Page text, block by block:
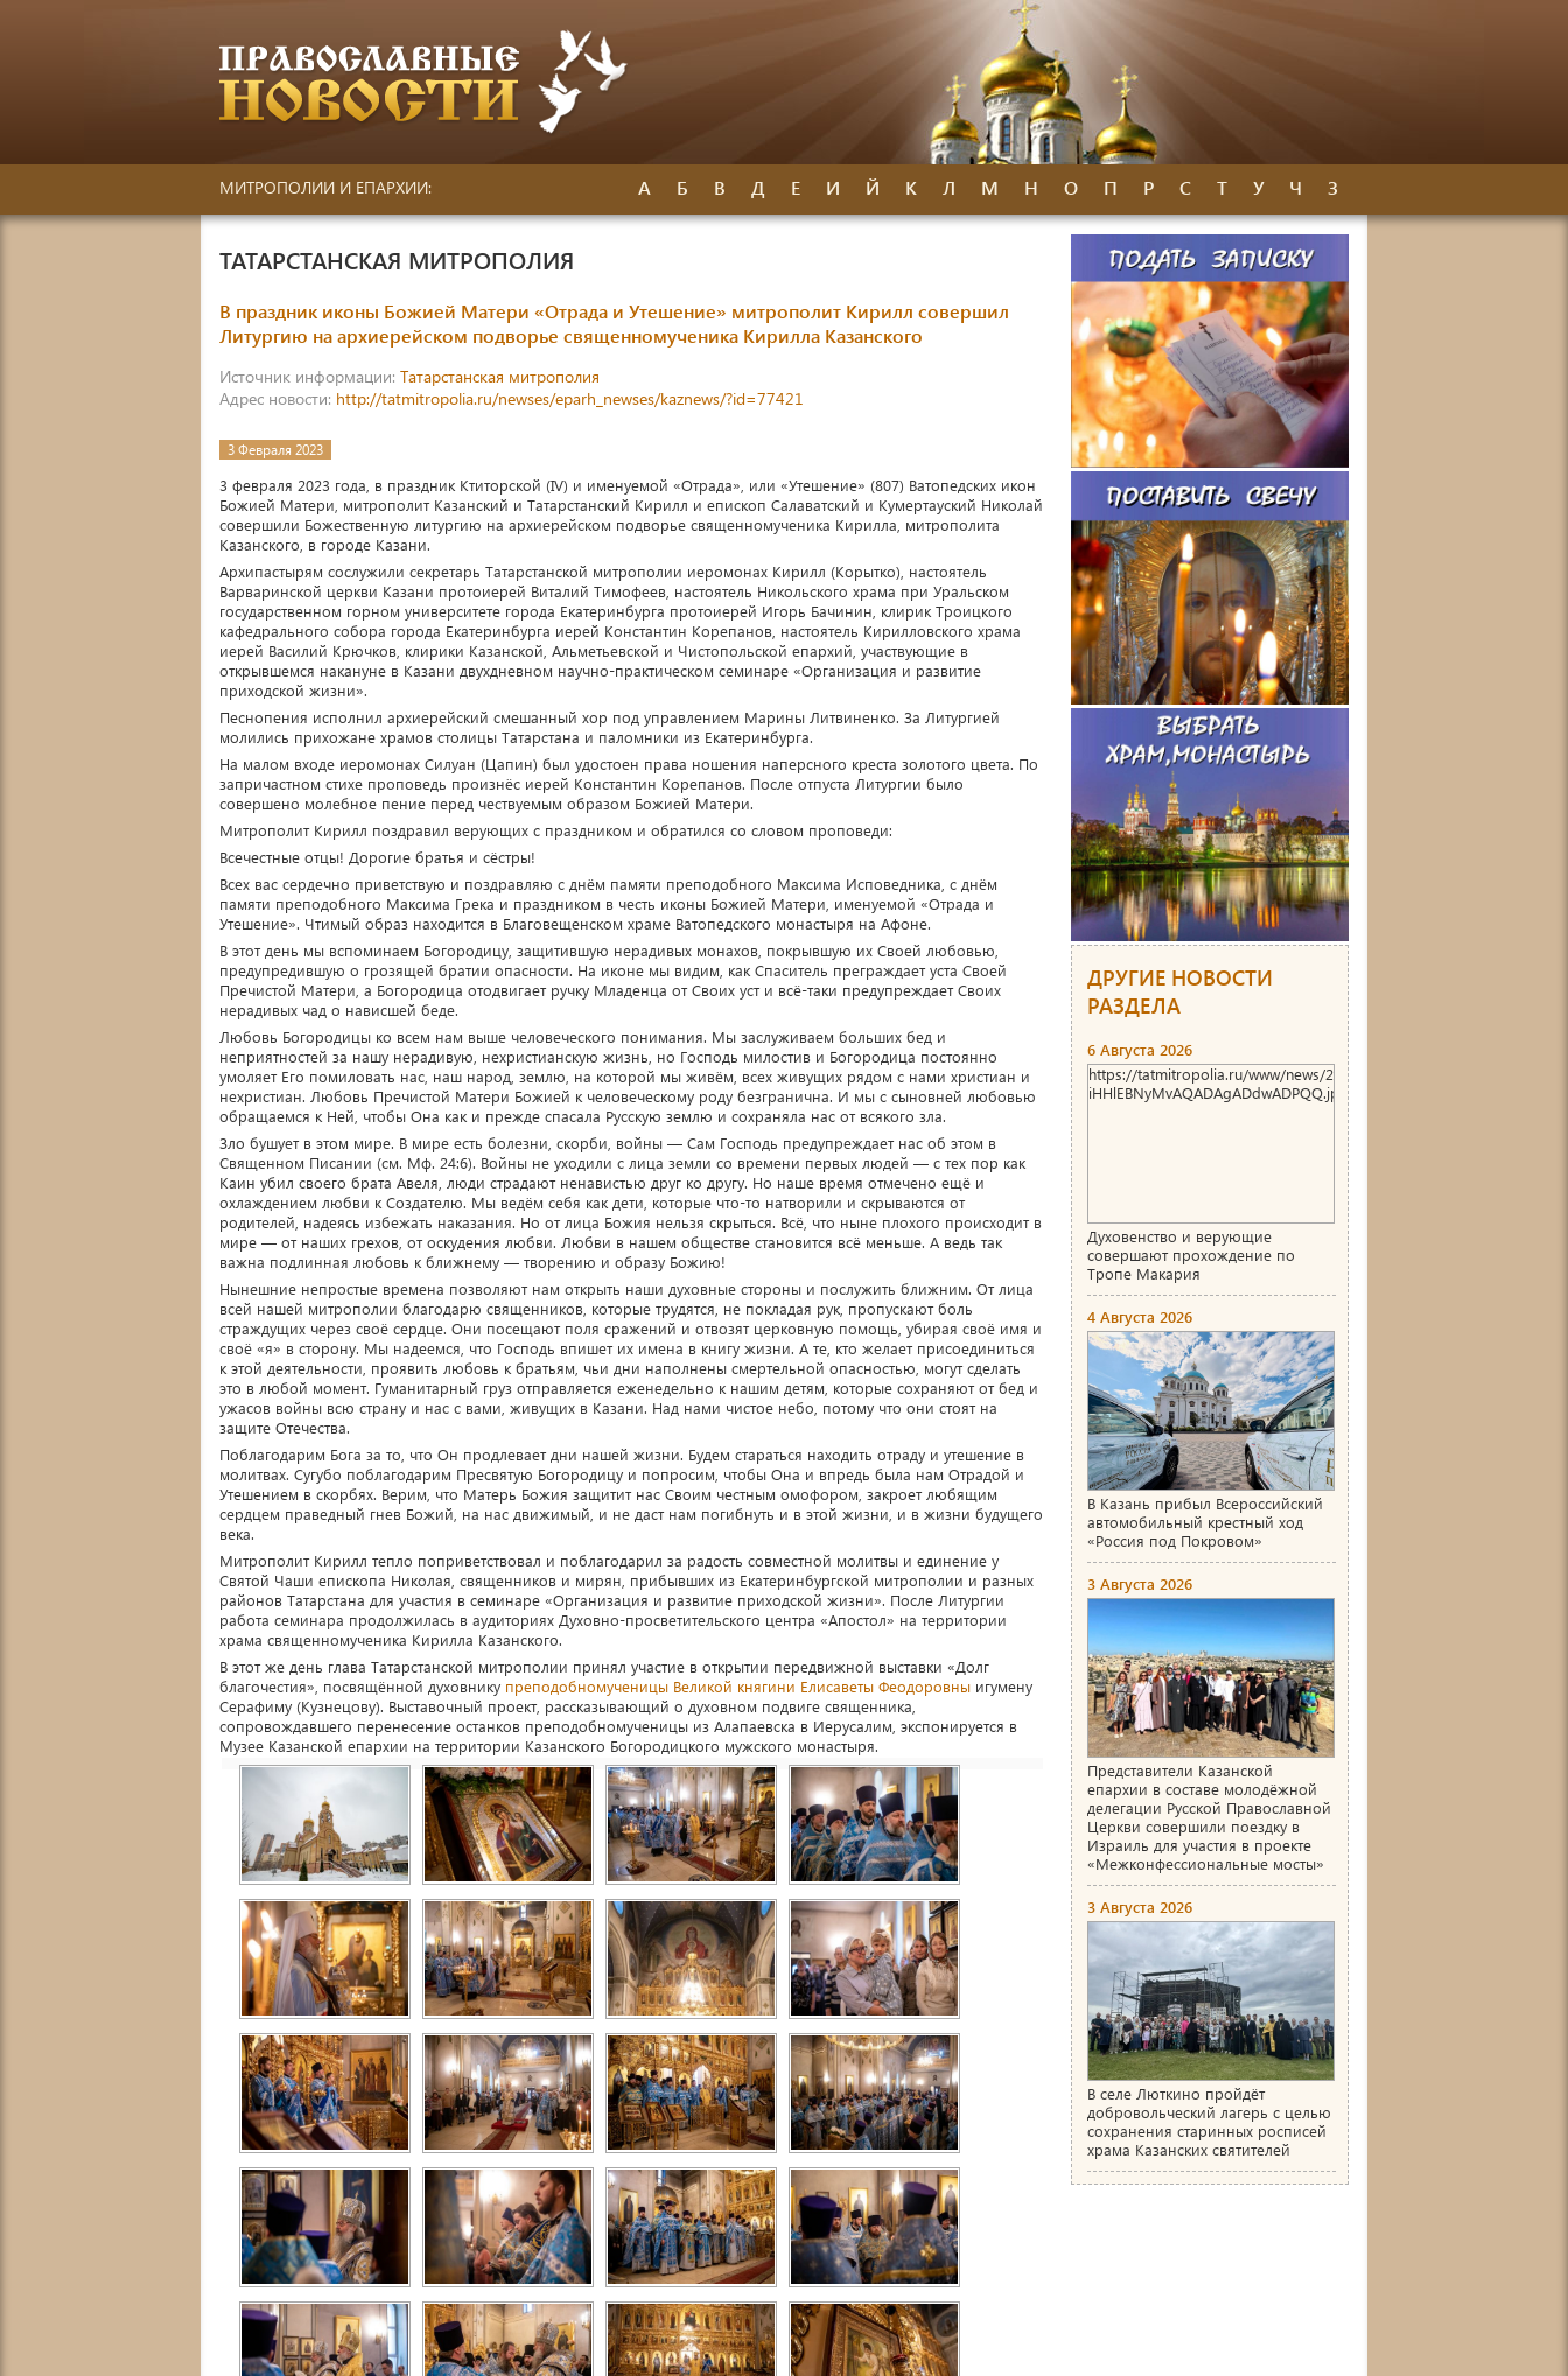
МИТРОПОЛИИ И ЕПАРХИИ: А Б В Д Е И Й К Л М Н О П Р С Т У Ч З
ТАТАРСТАНСКАЯ МИТРОПОЛИЯ
В праздник иконы Божией Матери «Отрада и Утешение» митрополит Кирилл совершил
Литургию на архиерейском подворье священномученика Кирилла Казанского
Источник информации: Татарстанская митрополия
Адрес новости: http://tatmitropolia.ru/newses/eparh_newses/kaznews/?id=77421
3 Февраля 2023
3 февраля 2023 года, в праздник Ктиторской (IV) и именуемой «Отрада», или «Утешение» (807) Ватопедских икон
Божией Матери, митрополит Казанский и Татарстанский Кирилл и епископ Салаватский и Кумертауский Николай
совершили Божественную литургию на архиерейском подворье священномученика Кирилла, митрополита
Казанского, в городе Казани.
Архипастырям сослужили секретарь Татарстанской митрополии иеромонах Кирилл (Корытко), настоятель
Варваринской церкви Казани протоиерей Виталий Тимофеев, настоятель Никольского храма при Уральском
государственном горном университете города Екатеринбурга протоиерей Игорь Бачинин, клирик Троицкого
кафедрального собора города Екатеринбурга иерей Константин Корепанов, настоятель Кирилловского храма
иерей Василий Крючков, клирики Казанской, Альметьевской и Чистопольской епархий, участвующие в
открывшемся накануне в Казани двухдневном научно-практическом семинаре «Организация и развитие
приходской жизни».
Песнопения исполнил архиерейский смешанный хор под управлением Марины Литвиненко. За Литургией
молились прихожане храмов столицы Татарстана и паломники из Екатеринбурга.
На малом входе иеромонах Силуан (Цапин) был удостоен права ношения наперсного креста золотого цвета. По
запричастном стихе проповедь произнёс иерей Константин Корепанов. После отпуста Литургии было
совершено молебное пение перед чествуемым образом Божией Матери.
Митрополит Кирилл поздравил верующих с праздником и обратился со словом проповеди:
Всечестные отцы! Дорогие братья и сёстры!
Всех вас сердечно приветствую и поздравляю с днём памяти преподобного Максима Исповедника, с днём
памяти преподобного Максима Грека и праздником в честь иконы Божией Матери, именуемой «Отрада и
Утешение». Чтимый образ находится в Благовещенском храме Ватопедского монастыря на Афоне.
В этот день мы вспоминаем Богородицу, защитившую нерадивых монахов, покрывшую их Своей любовью,
предупредившую о грозящей братии опасности. На иконе мы видим, как Спаситель преграждает уста Своей
Пречистой Матери, а Богородица отодвигает ручку Младенца от Своих уст и всё-таки предупреждает Своих
нерадивых чад о нависшей беде.
Любовь Богородицы ко всем нам выше человеческого понимания. Мы заслуживаем больших бед и
неприятностей за нашу нерадивую, нехристианскую жизнь, но Господь милостив и Богородица постоянно
умоляет Его помиловать нас, наш народ, землю, на которой мы живём, всех живущих рядом с нами христиан и
нехристиан. Любовь Пречистой Матери Божией к человеческому роду безгранична. И мы с сыновней любовью
обращаемся к Ней, чтобы Она как и прежде спасала Русскую землю и сохраняла нас от всякого зла.
Зло бушует в этом мире. В мире есть болезни, скорби, войны — Сам Господь предупреждает нас об этом в
Священном Писании (см. Мф. 24:6). Войны не уходили с лица земли со времени первых людей — с тех пор как
Каин убил своего брата Авеля, люди страдают ненавистью друг ко другу. Но наше время отмечено ещё и
охлаждением любви к Создателю. Мы ведём себя как дети, которые что-то натворили и скрываются от
родителей, надеясь избежать наказания. Но от лица Божия нельзя скрыться. Всё, что ныне плохого происходит в
мире — от наших грехов, от оскудения любви. Любви в нашем обществе становится всё меньше. А ведь так
важна подлинная любовь к ближнему — творению и образу Божию!
Нынешние непростые времена позволяют нам открыть наши духовные стороны и послужить ближним. От лица
всей нашей митрополии благодарю священников, которые трудятся, не покладая рук, пропускают боль
страждущих через своё сердце. Они посещают поля сражений и отвозят церковную помощь, убирая своё имя и
своё «я» в сторону. Мы надеемся, что Господь впишет их имена в книгу жизни. А те, кто желает присоединиться
к этой деятельности, проявить любовь к братьям, чьи дни наполнены смертельной опасностью, могут сделать
это в любой момент. Гуманитарный груз отправляется еженедельно к нашим детям, которые сохраняют от бед и
ужасов войны всю страну и нас с вами, живущих в Казани. Над нами чистое небо, потому что они стоят на
защите Отечества.
Поблагодарим Бога за то, что Он продлевает дни нашей жизни. Будем стараться находить отраду и утешение в
молитвах. Сугубо поблагодарим Пресвятую Богородицу и попросим, чтобы Она и впредь была нам Отрадой и
Утешением в скорбях. Верим, что Матерь Божия защитит нас Своим честным омофором, закроет любящим
сердцем праведный гнев Божий, на нас движимый, и не даст нам погибнуть и в этой жизни, и в жизни будущего
века.
Митрополит Кирилл тепло поприветствовал и поблагодарил за радость совместной молитвы и единение у
Святой Чаши епископа Николая, священников и мирян, прибывших из Екатеринбургской митрополии и разных
районов Татарстана для участия в семинаре «Организация и развитие приходской жизни». После Литургии
работа семинара продолжилась в аудиториях Духовно-просветительского центра «Апостол» на территории
храма священномученика Кирилла Казанского.
В этот же день глава Татарстанской митрополии принял участие в открытии передвижной выставки «Долг
благочестия», посвящённой духовнику преподобномученицы Великой княгини Елисаветы Феодоровны игумену
Серафиму (Кузнецову). Выставочный проект, рассказывающий о духовном подвиге священника,
сопровождавшего перенесение останков преподобномученицы из Алапаевска в Иерусалим, экспонируется в
Музее Казанской епархии на территории Казанского Богородицкого мужского монастыря.
ДРУГИЕ НОВОСТИ
РАЗДЕЛА
6 Августа 2026
https://tatmitropolia.ru/www/news/2026/8/
iHHlEBNyMvAQADAgADdwADPQQ.jpg
Духовенство и верующие
совершают прохождение по
Тропе Макария
4 Августа 2026
В Казань прибыл Всероссийский
автомобильный крестный ход
«Россия под Покровом»
3 Августа 2026
Представители Казанской
епархии в составе молодёжной
делегации Русской Православной
Церкви совершили поездку в
Израиль для участия в проекте
«Межконфессиональные мосты»
3 Августа 2026
В селе Люткино пройдёт
добровольческий лагерь с целью
сохранения старинных росписей
храма Казанских святителей